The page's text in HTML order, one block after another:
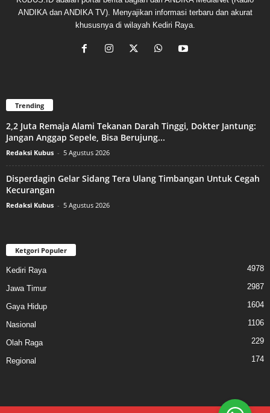
ANDIKA dan ANDIKA TV). Menyajikan informasi terbaru dan akurat
khususnya di wilayah Kediri Raya.
Trending
2,2 Juta Remaja Alami Tekanan Darah Tinggi, Dokter Jantung:
Jangan Anggap Sepele, Bisa Berujung...
Redaksi Kubus - 5 Agustus 2026
Disperdagin Gelar Sidang Tera Ulang Timbangan Untuk Cegah
Kecurangan
Redaksi Kubus - 5 Agustus 2026
Ketgori Populer
Kediri Raya 4978
Jawa Timur 2987
Gaya Hidup 1604
Nasional 1106
Olah Raga 229
Regional 174